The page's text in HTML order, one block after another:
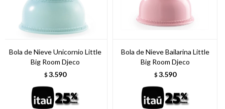
Bola de Nieve Unicornio Little
Big Room Djeco
$ 3.590
Bola de Nieve Bailarina Little
Big Room Djeco
$ 3.590